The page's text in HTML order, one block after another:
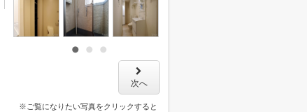
次へ
※ご覧になりたい写真をクリックすると